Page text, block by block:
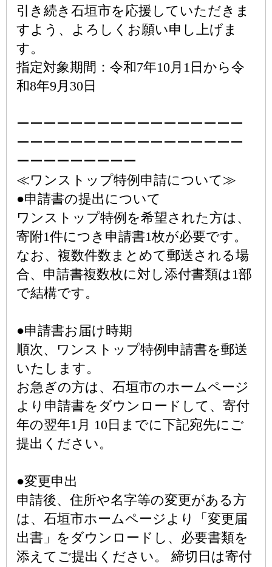
引き続き石垣市を応援していただきま
すよう、よろしくお願い申し上げま
す。
指定対象期間：令和7年10月1日から令
和8年9月30日
ーーーーーーーーーーーーーーーーー
ーーーーーーーーーーーーーーーーー
ーーーーーーーーー
≪ワンストップ特例申請について≫
●申請書の提出について
ワンストップ特例を希望された方は、
寄附1件につき申請書1枚が必要です。
なお、複数件数まとめて郵送される場
合、申請書複数枚に対し添付書類は1部
で結構です。
●申請書お届け時期
順次、ワンストップ特例申請書を郵送
いたします。
お急ぎの方は、石垣市のホームページ
より申請書をダウンロードして、寄付
年の翌年1月 10日までに下記宛先にご
提出ください。
●変更申出
申請後、住所や名字等の変更がある方
は、石垣市ホームページより「変更届
出書」をダウンロードし、必要書類を
添えてご提出ください。 締切日は寄付